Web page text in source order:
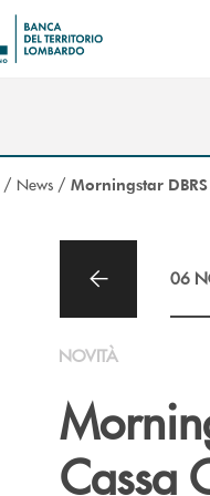
/ News / Morningstar
06
NOVITÀ
Cassa